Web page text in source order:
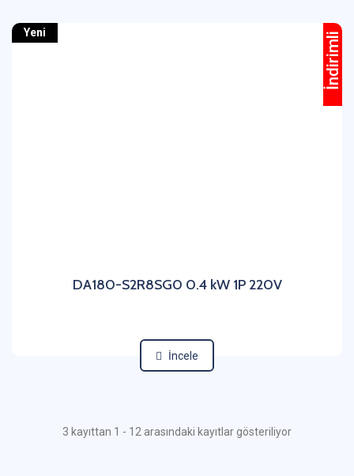
Yeni İndirimli
DA180-S2R8SG0 0.4 kW 1P 220V
İncele
3 kayıttan 1 - 12 arasındaki kayıtlar gösteriliyor